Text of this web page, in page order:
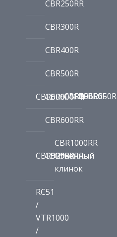
CBR250RR
CBR300R
CBR400R
CBR500R
CBR600F4
CBR600F4i
CBR600F
CBR650F
CBR650R
CBR600RR
CBR929RR
CBR954RR
CBR1000RR
Огненный
клинок
RC51
/
VTR1000
/